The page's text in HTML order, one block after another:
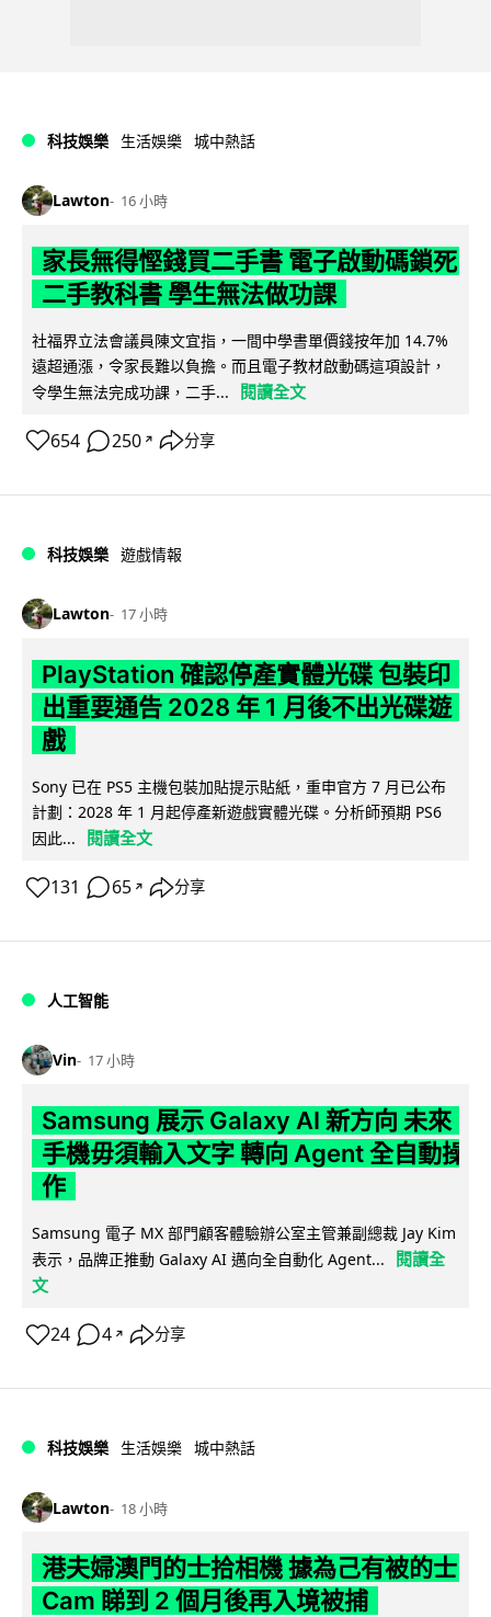
科技娛樂 生活娛樂 城中熱話
Lawton 16 小時
家長無得慳錢買二手書 電子啟動碼鎖死
二手教科書 學生無法做功課
社福界立法會議員陳文宜指，一間中學書單價錢按年加 14.7%
遠超通漲，令家長難以負擔。而且電子教材啟動碼這項設計，
令學生無法完成功課，二手...
閱讀全文
654 250 ↗ 分享
科技娛樂 遊戲情報
Lawton 17 小時
PlayStation 確認停產實體光碟 包裝印
出重要通告 2028 年 1 月後不出光碟遊
戲
Sony 已在 PS5 主機包裝加貼提示貼紙，重申官方 7 月已公布
計劃：2028 年 1 月起停產新遊戲實體光碟。分析師預期 PS6
因此...
閱讀全文
131 65 ↗ 分享
人工智能
Vin 17 小時
Samsung 展示 Galaxy AI 新方向 未來
手機毋須輸入文字 轉向 Agent 全自動操
作
Samsung 電子 MX 部門顧客體驗辦公室主管兼副總裁 Jay Kim
表示，品牌正推動 Galaxy AI 邁向全自動化 Agent...
閱讀全
文
24 4 ↗ 分享
科技娛樂 生活娛樂 城中熱話
Lawton 18 小時
港夫婦澳門的士拾相機 據為己有被的士
Cam 睇到 2 個月後再入境被捕